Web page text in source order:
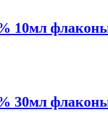
10мл
30мл